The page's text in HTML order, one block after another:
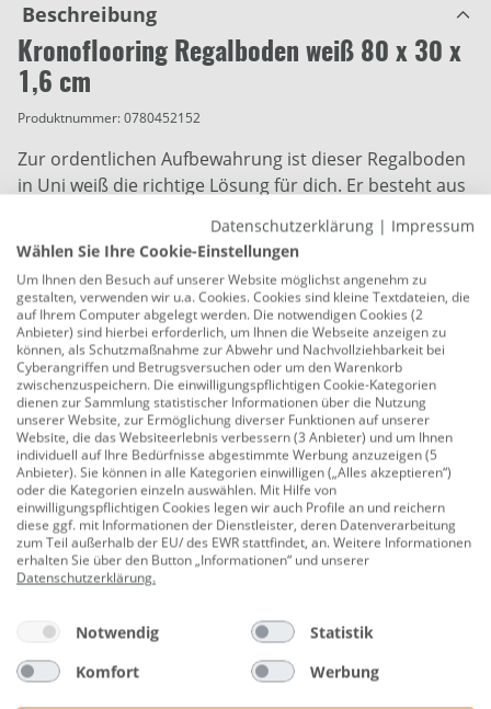
Beschreibung
Kronoflooring Regalboden weiß 80 x 30 x
1,6 cm
Produktnummer:0780452152
Zur ordentlichen Aufbewahrung ist dieser Regalboden
in Uni weiß die richtige Lösung für dich. Er besteht aus
verschiedene Zwecke nutzen kannst. Seine Maße von
800 x 300 x 16 mm ermöglichen es dir dabei, viele
Gegenstände zu lagern. Sichere dir jetzt diesen
Regalboden und somit eine praktische
Aufbewahrungsmöglichkeit.
Länge: 80 cm
Breite: 30 cm
Stärke: 16 mm
Farbe: uni weiß
Material: Sspanplatte
Oberfläche: beschichtete Spanplatte
Wandregal, Bücherregal
Formstabil, lichtecht, kratzfest
Datenschutzerklärung | Impressum
Wählen Sie Ihre Cookie-Einstellungen
Um Ihnen den Besuch auf unserer Website möglichst angenehm zu
gestalten, verwenden wir u.a. Cookies. Cookies sind kleine Textdateien, die
auf Ihrem Computer abgelegt werden. Die notwendigen Cookies (2
Anbieter) sind hierbei erforderlich, um Ihnen die Webseite anzeigen zu
können, als Schutzmaßnahme zur Abwehr und Nachvollziehbarkeit bei
Cyberangriffen und Betrugsversuchen oder um den Warenkorb
zwischenzuspeichern. Die einwilligungspflichtigen Cookie-Kategorien
dienen zur Sammlung statistischer Informationen über die Nutzung
unserer Website, zur Ermöglichung diverser Funktionen auf unserer
Website, die das Websiteerlebnis verbessern (3 Anbieter) und um Ihnen
individuell auf Ihre Bedürfnisse abgestimmte Werbung anzuzeigen (5
Anbieter). Sie können in alle Kategorien einwilligen („Alles akzeptieren“)
oder die Kategorien einzeln auswählen. Mit Hilfe von
einwilligungspflichtigen Cookies legen wir auch Profile an und reichern
diese ggf. mit Informationen der Dienstleister, deren Datenverarbeitung
zum Teil außerhalb der EU/ des EWR stattfindet, an. Weitere Informationen
erhalten Sie über den Button „Informationen“ und unserer
Datenschutzerklärung.
Notwendig
Statistik
Komfort
Werbung